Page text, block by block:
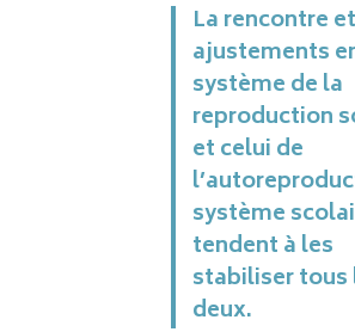
La rencontre
ajustements
système de la
reproduction
et celui de
système
tendent à les
stabiliser tous
deux.